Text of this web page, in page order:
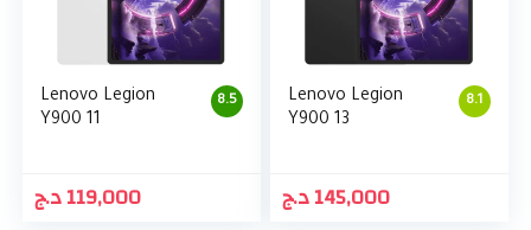
8.5
Lenovo Legion
Y900 11
119,000د.ج
8.1
Lenovo Legion
Y900 13
145,000د.ج